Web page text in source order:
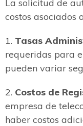
La solicitud de
costos asociados
1. Tasas
requeridas para
pueden variar
2. Costos de
empresa de
haber costos